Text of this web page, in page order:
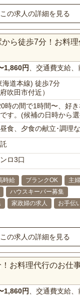
この求人の詳細を見る
ら徒歩7分！お料
1,860円 、交通費支給
海道本線) 徒歩7分
府吹田市付近）
時の間で1時間〜、好
す。(候補の日時から
食、夕食の献立･調理
ロ3口
時給 ブランクOK
主
ハウスキーパー募集
家政婦の求人
お手伝
この求人の詳細を見る
お料理代行のお仕
1,860円 、交通費支給